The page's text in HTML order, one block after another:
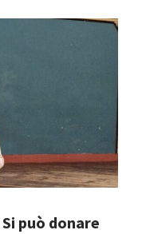
Si può donare